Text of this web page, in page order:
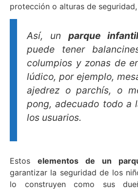
protección o alturas de
Así, un parque
puede tener
columpios y zonas de
lúdico, por ejemplo,
ajedrez o parchís, o
pong, adecuado todo a
los usuarios.
Estos elementos de un
garantizar la seguridad de los
lo construyen como sus